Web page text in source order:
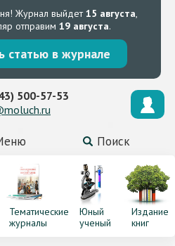
Журнал выйдет15 августа,
отправим 19 августа.
статью в журнале
Поиск
500-57-53
Тематические
журналы
Юный
ученый
Издание
книг